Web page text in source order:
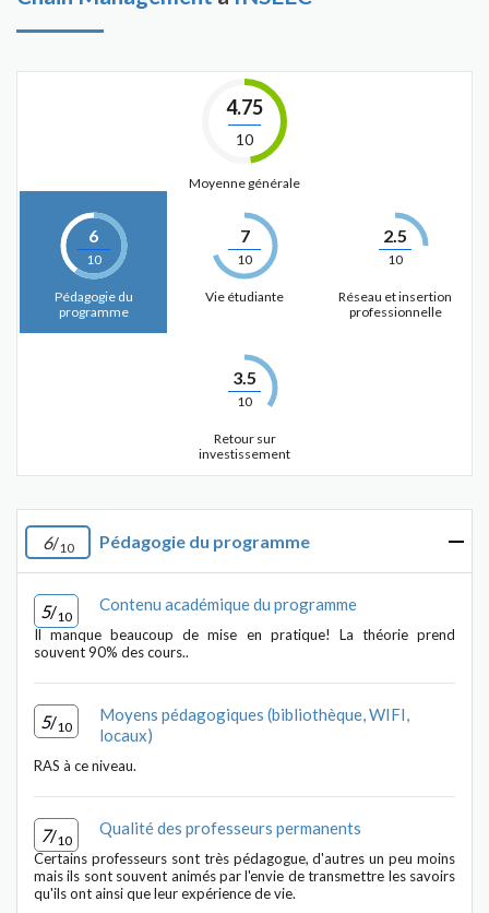
4.75
10
Moyenne générale
6
10
Pédagogie du
programme
7
10
Vie étudiante
2.5
10
Réseau et insertion
professionnelle
3.5
10
Retour sur
investissement
6/10 Pédagogie du programme
5/10
Contenu académique du programme
Il manque beaucoup de mise en pratique! La théorie prend
souvent 90% des cours..
5/10
Moyens pédagogiques (bibliothèque, WIFI,
locaux)
RAS à ce niveau.
7/10
Qualité des professeurs permanents
Certains professeurs sont très pédagogue, d'autres un peu moins
mais ils sont souvent animés par l'envie de transmettre les savoirs
qu'ils ont ainsi que leur expérience de vie.